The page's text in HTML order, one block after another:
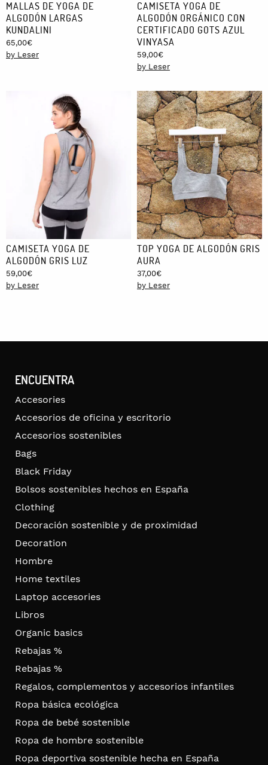
MALLAS DE YOGA DE
ALGODÓN LARGAS
KUNDALINI
65,00€
by Leser
CAMISETA YOGA DE
ALGODÓN ORGÁNICO CON
CERTIFICADO GOTS AZUL
VINYASA
59,00€
by Leser
CAMISETA YOGA DE
ALGODÓN GRIS LUZ
59,00€
by Leser
TOP YOGA DE ALGODÓN GRIS
AURA
37,00€
by Leser
ENCUENTRA
Accesories
Accesorios de oficina y escritorio
Accesorios sostenibles
Bags
Black Friday
Bolsos sostenibles hechos en España
Clothing
Decoración sostenible y de proximidad
Decoration
Hombre
Home textiles
Laptop accesories
Libros
Organic basics
Rebajas %
Rebajas %
Regalos, complementos y accesorios infantiles
Ropa básica ecológica
Ropa de bebé sostenible
Ropa de hombre sostenible
Ropa deportiva sostenible hecha en España